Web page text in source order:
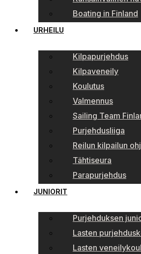
Boating in Finland
URHEILU
Kilpapurjehdus
Kilpaveneily
Koulutus
Valmennus
Sailing Team
Purjehdusliiga
Reilun kilpailun
Tähtiseura
Parapurjehdus
JUNIORIT
Purjehduksen
Lasten
Lasten